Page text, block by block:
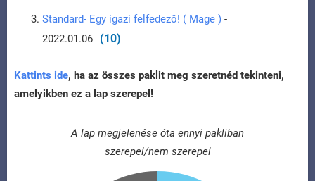
Standard- Egy igazi felfedező! ( Mage ) -
2022.01.06
(10)
Kattints ide, ha az összes paklit meg szeretnéd tekinteni,
amelyikben ez a lap szerepel!
A lap megjelenése óta ennyi pakliban
szerepel/nem szerepel